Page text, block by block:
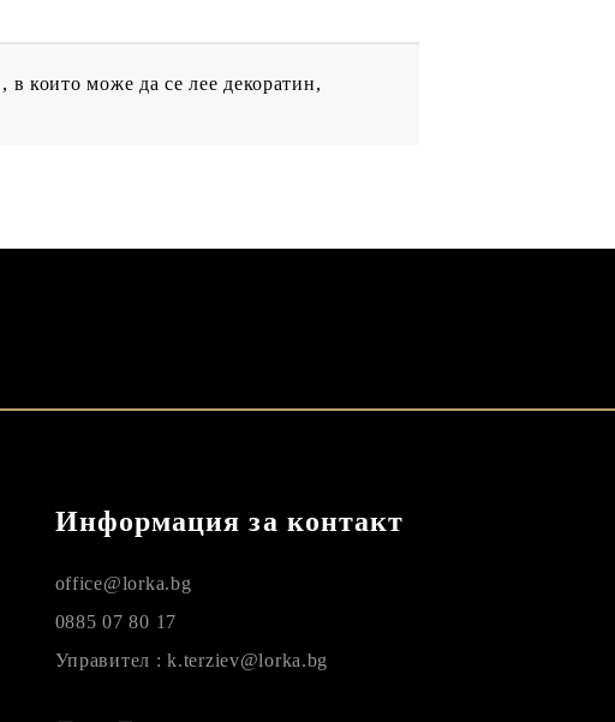
които може да се лее декоратин,
Информация за контакт
office@lorka.bg
0885 07 80 17
Управител : k.terziev@lorka.bg